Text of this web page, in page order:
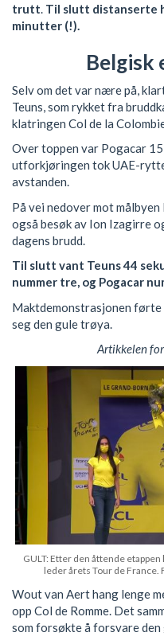
trutt. Til slutt distanserte
minutter (!).
Belgisk
Selv om det var nære på,
Teuns, som rykket fra
klatringen Col de la
Over toppen var Pogacar
utforkjøringen tok UAE-
avstanden.
På vei nedover mot
også besøk av Ion Izagirre
dagens brudd.
Til slutt vant Teuns 44
nummer tre, og Pogacar
Maktdemonstrasjonen
seg den gule trøya.
Artikkelen
GULT: Etter den åttende etappen
leder årets Tour de France.
Wout van Aert hang lenge
opp Col de Romme. Det
som forsøkte å forsvare